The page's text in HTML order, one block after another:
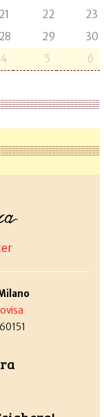
21 22
23
28 29
30
4 5 6